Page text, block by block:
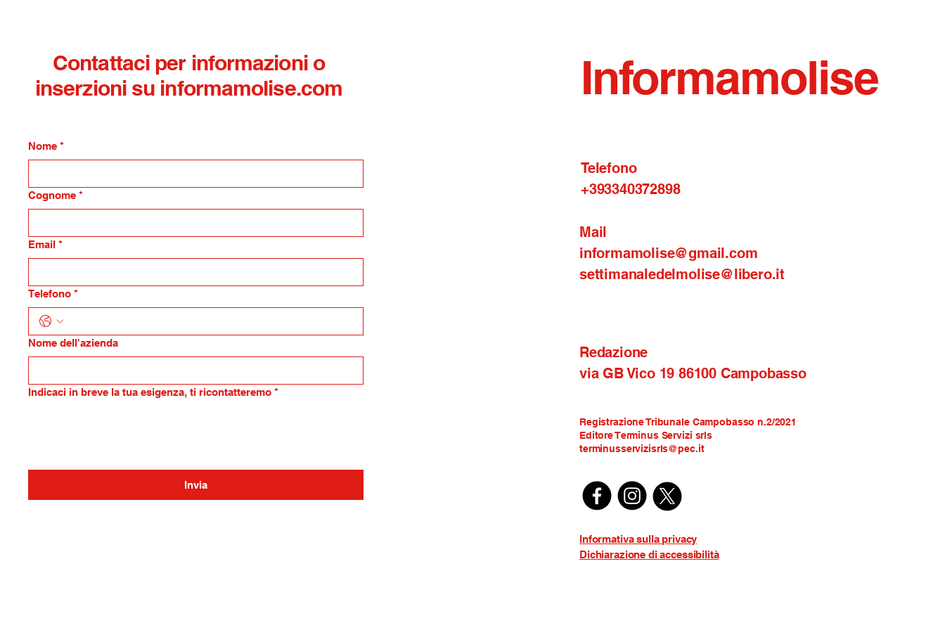
Contattaci per informazioni o
inserzioni su informamolise.com
Nome *
Cognome *
Email *
Telefono *
Nome dell'azienda
Indicaci in breve la tua esigenza, ti ricontatteremo *
Invia
Informamolise
Telefono
+393340372898
Mail
informamolise@gmail.com
settimanaledelmolise@libero.it
Redazione
via GB Vico 19 86100 Campobasso
Registrazione Tribunale Campobasso n.2/2021
Editore Terminus Servizi srls
terminusservizisrls@pec.it
Informativa sulla privacy
Dichiarazione di accessibilità